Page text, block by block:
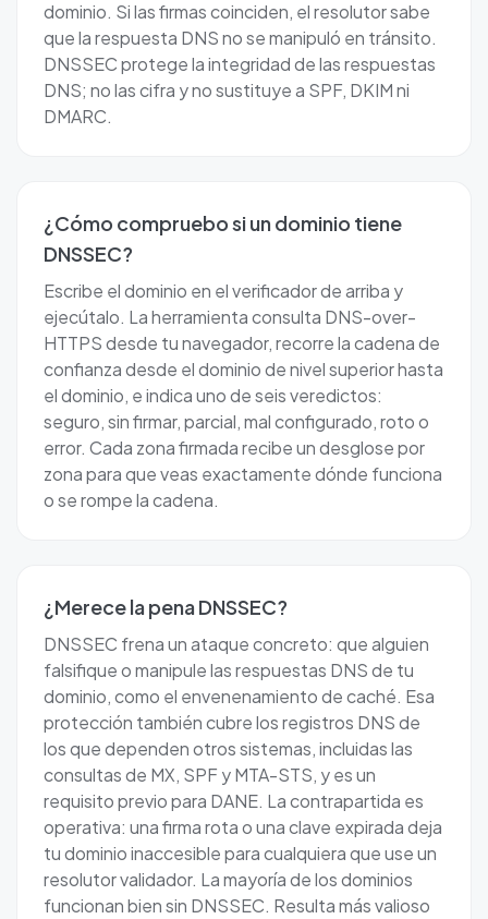
dominio. Si las firmas coinciden, el resolutor sabe
que la respuesta DNS no se manipuló en tránsito.
DNSSEC protege la integridad de las respuestas
DNS; no las cifra y no sustituye a SPF, DKIM ni
DMARC.
¿Cómo compruebo si un dominio tiene
DNSSEC?
Escribe el dominio en el verificador de arriba y
ejecútalo. La herramienta consulta DNS-over-
HTTPS desde tu navegador, recorre la cadena de
confianza desde el dominio de nivel superior hasta
el dominio, e indica uno de seis veredictos:
seguro, sin firmar, parcial, mal configurado, roto o
error. Cada zona firmada recibe un desglose por
zona para que veas exactamente dónde funciona
o se rompe la cadena.
¿Merece la pena DNSSEC?
DNSSEC frena un ataque concreto: que alguien
falsifique o manipule las respuestas DNS de tu
dominio, como el envenenamiento de caché. Esa
protección también cubre los registros DNS de
los que dependen otros sistemas, incluidas las
consultas de MX, SPF y MTA-STS, y es un
requisito previo para DANE. La contrapartida es
operativa: una firma rota o una clave expirada deja
tu dominio inaccesible para cualquiera que use un
resolutor validador. La mayoría de los dominios
funcionan bien sin DNSSEC. Resulta más valioso